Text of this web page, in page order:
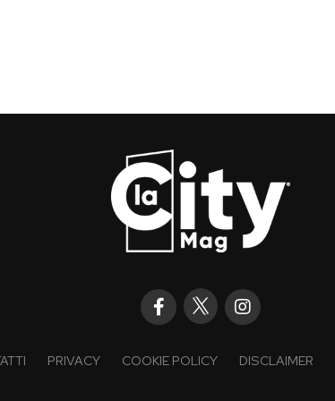
PRIVACY COOKIE POLICY DISCLAIMER